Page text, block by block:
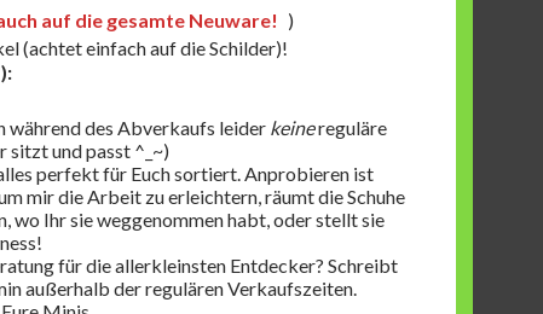
auf die gesamte Neuware! )
(achtet einfach auf die Schilder)!
während des Abverkaufs leider keinereguläre
sitzt und passt ^_~)
perfekt für Euch sortiert. Anprobieren ist
mir die Arbeit zu erleichtern, räumt die Schuhe
Ihr sie weggenommen habt, oder stellt sie
für die allerkleinsten Entdecker? Schreibt
außerhalb der regulären Verkaufszeiten.